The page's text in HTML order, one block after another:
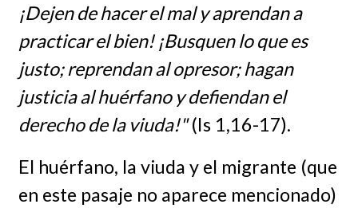
¡Dejen de hacer el mal y aprendan a
practicar el bien! ¡Busquen lo que es
justo; reprendan al opresor; hagan
justicia al huérfano y defiendan el
derecho de la viuda!"(Is 1,16-17).
El huérfano, la viuda y el migrante (que
en este pasaje no aparece mencionado)